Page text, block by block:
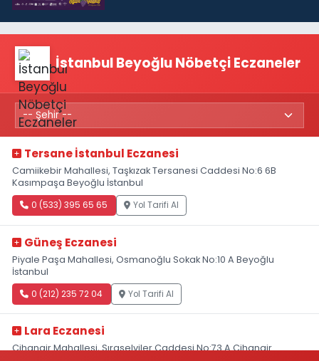
İstanbul Beyoğlu Nöbetçi Eczaneler
Tersane İstanbul Eczanesi
Camiikebir Mahallesi, Taşkızak Tersanesi Caddesi No:6 6B
Kasımpaşa Beyoğlu İstanbul
0 (533) 395 65 65 Yol Tarifi Al
Güneş Eczanesi
Piyale Paşa Mahallesi, Osmanoğlu Sokak No:10 A Beyoğlu
İstanbul
0 (212) 235 72 04 Yol Tarifi Al
Lara Eczanesi
Cihangir Mahallesi, Sıraselviler Caddesi No:73 A Cihangir